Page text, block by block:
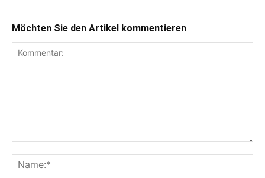
Möchten Sie den Artikel kommentieren